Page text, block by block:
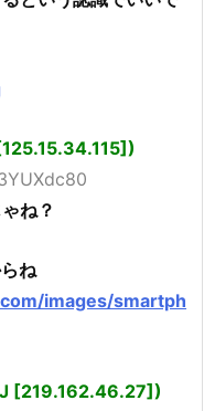
ね？
ね
images/smartph
[219.162.46.27])